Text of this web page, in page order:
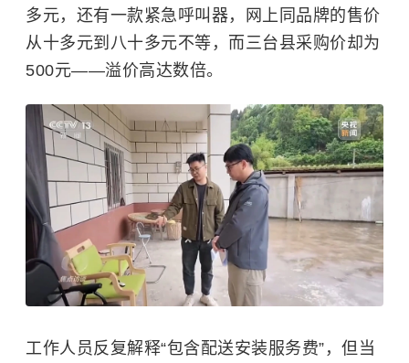
多元，还有一款紧急呼叫器，网上同品牌的售价
从十多元到八十多元不等，而三台县采购价却为
500元——溢价高达数倍。
工作人员反复解释“包含配送安装服务费”，但当